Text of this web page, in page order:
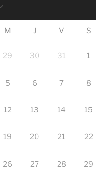
M J V S
29 30 31 1
5 6 7 8
12 13 14 15
19 20 21 22
26 27 28 29